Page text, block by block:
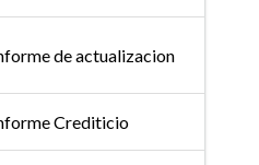
Fitch
acciones
de actualizacion
Crediticio